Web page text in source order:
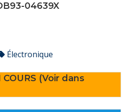
04639X
Électronique
COURS (Voir dans